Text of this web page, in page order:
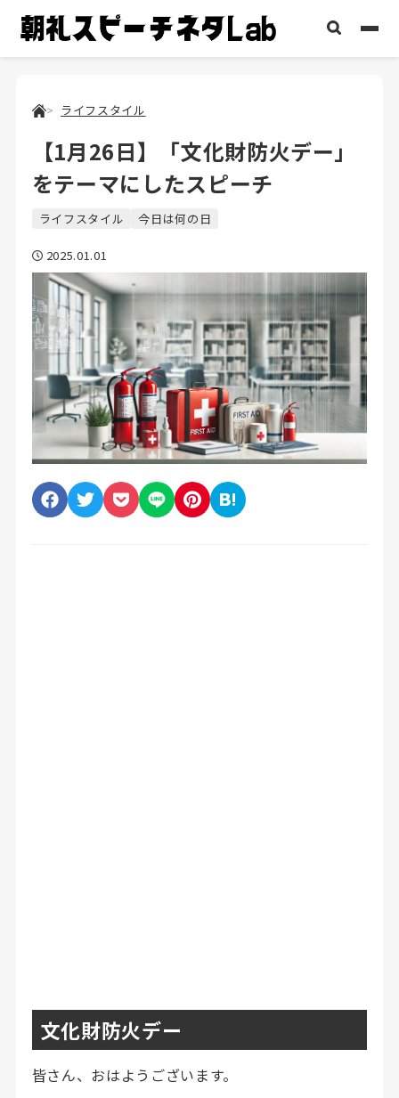
ライフスタイル
【1月26日】「文化財防火デー」
をテーマにしたスピーチ
ライフスタイル 今日は何の日
2025.01.01
文化財防火デー
皆さん、おはようございます。